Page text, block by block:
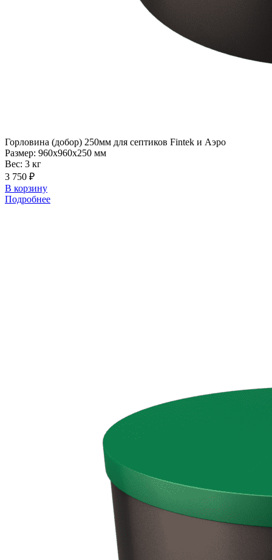
Горловина (добор) 250мм для септиков Fintek и Аэро
Размер: 960x960x250 мм
Вес: 3 кг
3 750 ₽
В корзину
Подробнее